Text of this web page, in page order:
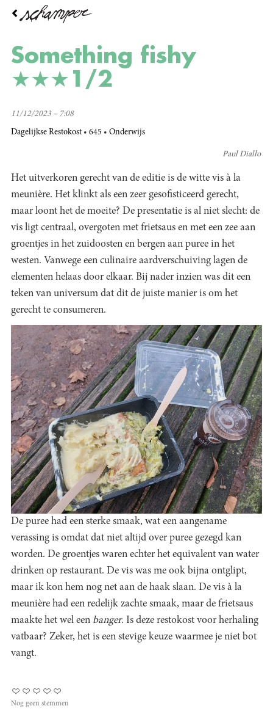
Overslaan
inhoud
gaanSomething fishy
★★★1/2
11/12/2023 – 7:08
Dagelijkse Restokost 645 Onderwijs
Paul Diallo
Het uitverkoren gerecht van de editie is de witte vis à la
meunière. Het klinkt als een zeer gesofisticeerd gerecht,
maar loont het de moeite? De presentatie is al niet slecht: de
vis ligt centraal, overgoten met frietsaus en met een zee aan
groentjes in het zuidoosten en bergen aan puree in het
westen. Vanwege een culinaire aardverschuiving lagen de
elementen helaas door elkaar. Bij nader inzien was dit een
teken van universum dat dit de juiste manier is om het
gerecht te consumeren.
De puree had een sterke smaak, wat een aangename
verassing is omdat dat niet altijd over puree gezegd kan
worden. De groentjes waren echter het equivalent van water
drinken op restaurant. De vis was me ook bijna ontglipt,
maar ik kon hem nog net aan de haak slaan. De vis à la
meunière had een redelijk zachte smaak, maar de frietsaus
maakte het wel een banger. Is deze restokost voor herhaling
vatbaar? Zeker, het is een stevige keuze waarmee je niet bot
vangt.
Nog geen stemmen